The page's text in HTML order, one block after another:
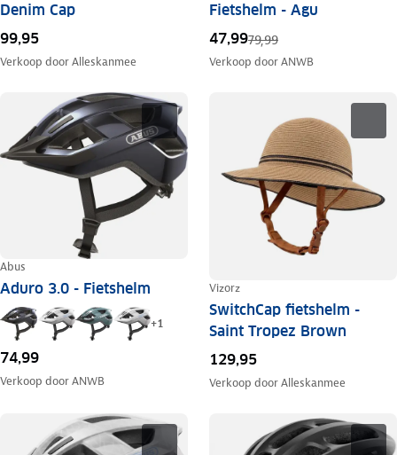
Denim Cap
99,95
Verkoop doorAlleskanmee
Fietshelm - Agu
47,9979,99
Verkoop doorANWB
Abus
Aduro 3.0 - Fietshelm
+1
74,99
Verkoop doorANWB
Vizorz
SwitchCap fietshelm -
Saint Tropez Brown
129,95
Verkoop doorAlleskanmee